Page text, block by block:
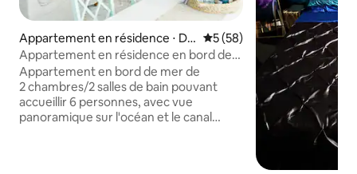
Appartement en résidence ⋅ Da
ytona Beach Shores
Évaluation moyenne sur la
5 (58)
Appartement en résidence en bord de
mer : vue sur l'océan et le long de la côte
Appartement en bord de mer de
2 chambres/2 salles de bain pouvant
accueillir 6 personnes, avec vue
panoramique sur l'océan et le canal